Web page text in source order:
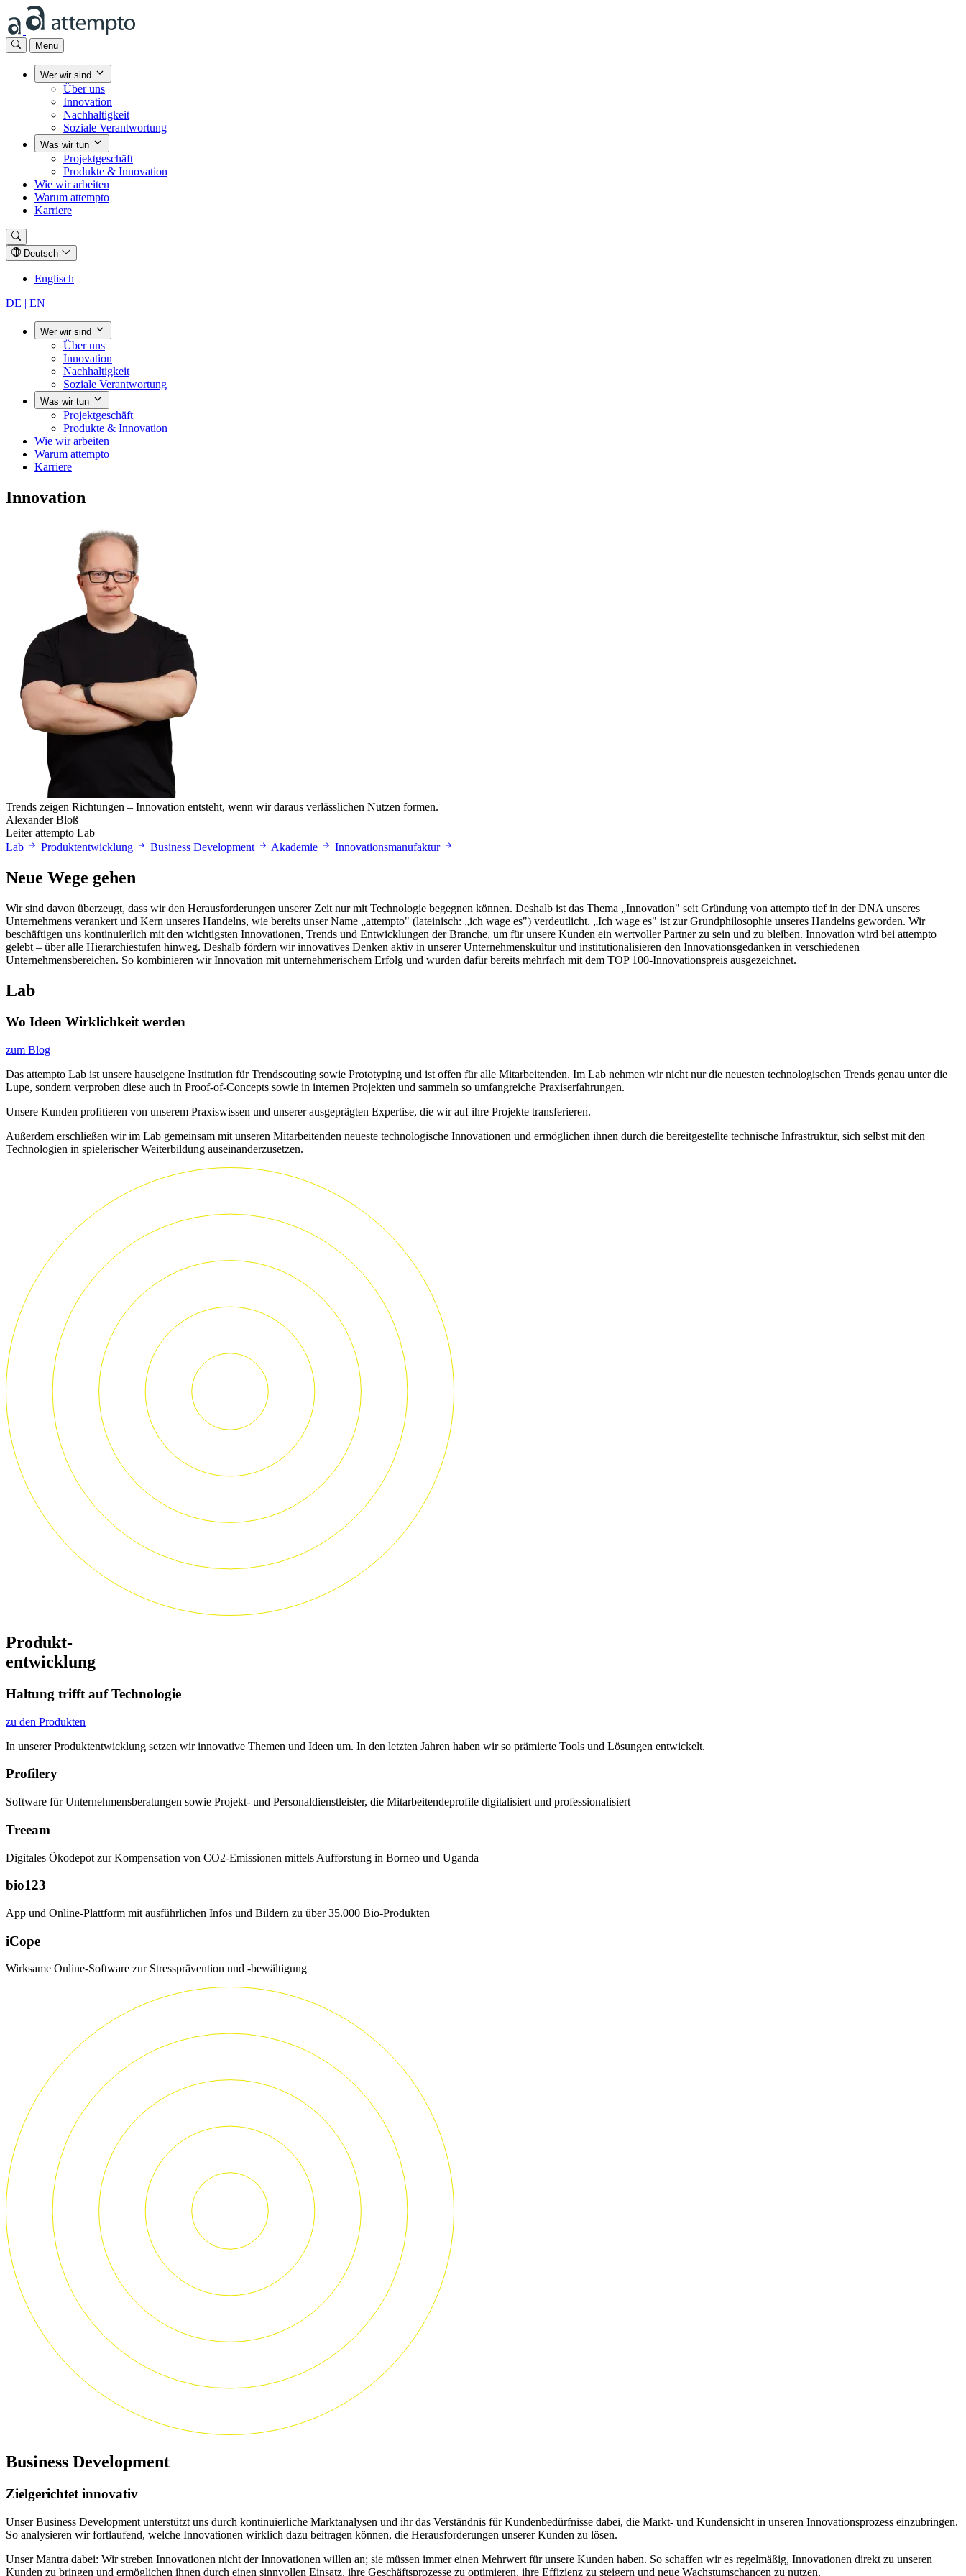
Menu
Wer wir sind
Über uns
Innovation
Nachhaltigkeit
Soziale Verantwortung
Was wir tun
Projektgeschäft
Produkte & Innovation
Wie wir arbeiten
Warum attempto
Karriere
Deutsch
Englisch
DE | EN
Wer wir sind
Über uns
Innovation
Nachhaltigkeit
Soziale Verantwortung
Was wir tun
Projektgeschäft
Produkte & Innovation
Wie wir arbeiten
Warum attempto
Karriere
Innovation
Trends zeigen Richtungen – Innovation entsteht, wenn wir daraus verlässlichen Nutzen formen.
Alexander Bloß
Leiter attempto Lab
Lab
Produktentwicklung Business Development Akademie Innovationsmanufaktur
Neue Wege gehen
Wir sind davon überzeugt, dass wir den Herausforderungen unserer Zeit nur mit Technologie begegnen können. Deshalb ist das Thema „Innovation" seit Gründung von attempto tief in der DNA unseres
Unternehmens verankert und Kern unseres Handelns, wie bereits unser Name „attempto" (lateinisch: „ich wage es") verdeutlicht. „Ich wage es" ist zur Grundphilosophie unseres Handelns geworden. Wir
beschäftigen uns kontinuierlich mit den wichtigsten Innovationen, Trends und Entwicklungen der Branche, um für unsere Kunden ein wertvoller Partner zu sein und zu bleiben. Innovation wird bei attempto
gelebt – über alle Hierarchiestufen hinweg. Deshalb fördern wir innovatives Denken aktiv in unserer Unternehmenskultur und institutionalisieren den Innovationsgedanken in verschiedenen
Unternehmensbereichen. So kombinieren wir Innovation mit unternehmerischem Erfolg und wurden dafür bereits mehrfach mit dem TOP 100-Innovationspreis ausgezeichnet.
Lab
Wo Ideen Wirklichkeit werden
zum Blog
Das attempto Lab ist unsere hauseigene Institution für Trendscouting sowie Prototyping und ist offen für alle Mitarbeitenden. Im Lab nehmen wir nicht nur die neuesten technologischen Trends genau unter die
Lupe, sondern verproben diese auch in Proof-of-Concepts sowie in internen Projekten und sammeln so umfangreiche Praxiserfahrungen.
Unsere Kunden profitieren von unserem Praxiswissen und unserer ausgeprägten Expertise, die wir auf ihre Projekte transferieren.
Außerdem erschließen wir im Lab gemeinsam mit unseren Mitarbeitenden neueste technologische Innovationen und ermöglichen ihnen durch die bereitgestellte technische Infrastruktur, sich selbst mit den
Technologien in spielerischer Weiterbildung auseinanderzusetzen.
Produkt-
entwicklung
Haltung trifft auf Technologie
zu den Produkten
In unserer Produktentwicklung setzen wir innovative Themen und Ideen um. In den letzten Jahren haben wir so prämierte Tools und Lösungen entwickelt.
Profilery
Software für Unternehmensberatungen sowie Projekt- und Personaldienstleister, die Mitarbeitendeprofile digitalisiert und professionalisiert
Treeam
Digitales Ökodepot zur Kompensation von CO2-Emissionen mittels Aufforstung in Borneo und Uganda
bio123
App und Online-Plattform mit ausführlichen Infos und Bildern zu über 35.000 Bio-Produkten
iCope
Wirksame Online-Software zur Stressprävention und -bewältigung
Business Development
Zielgerichtet innovativ
Unser Business Development unterstützt uns durch kontinuierliche Marktanalysen und ihr das Verständnis für Kundenbedürfnisse dabei, die Markt- und Kundensicht in unseren Innovationsprozess einzubringen.
So analysieren wir fortlaufend, welche Innovationen wirklich dazu beitragen können, die Herausforderungen unserer Kunden zu lösen.
Unser Mantra dabei: Wir streben Innovationen nicht der Innovationen willen an; sie müssen immer einen Mehrwert für unsere Kunden haben. So schaffen wir es regelmäßig, Innovationen direkt zu unseren
Kunden zu bringen und ermöglichen ihnen durch einen sinnvollen Einsatz, ihre Geschäftsprozesse zu optimieren, ihre Effizienz zu steigern und neue Wachstumschancen zu nutzen.